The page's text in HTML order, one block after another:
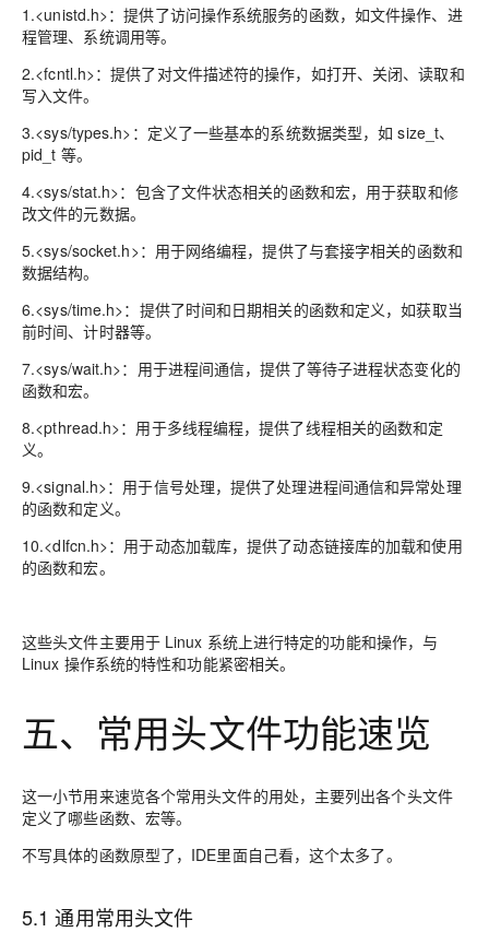
1.<unistd.h>：提供了访问操作系统服务的函数，如文件操作、进
程管理、系统调用等。
2.<fcntl.h>：提供了对文件描述符的操作，如打开、关闭、读取和
写入文件。
3.<sys/types.h>：定义了一些基本的系统数据类型，如 size_t、
pid_t 等。
4.<sys/stat.h>：包含了文件状态相关的函数和宏，用于获取和修
改文件的元数据。
5.<sys/socket.h>：用于网络编程，提供了与套接字相关的函数和
数据结构。
6.<sys/time.h>：提供了时间和日期相关的函数和定义，如获取当
前时间、计时器等。
7.<sys/wait.h>：用于进程间通信，提供了等待子进程状态变化的
函数和宏。
8.<pthread.h>：用于多线程编程，提供了线程相关的函数和定
义。
9.<signal.h>：用于信号处理，提供了处理进程间通信和异常处理
的函数和定义。
10.<dlfcn.h>：用于动态加载库，提供了动态链接库的加载和使用
的函数和宏。
这些头文件主要用于 Linux 系统上进行特定的功能和操作，与
Linux 操作系统的特性和功能紧密相关。
五、常用头文件功能速览
这一小节用来速览各个常用头文件的用处，主要列出各个头文件
定义了哪些函数、宏等。
不写具体的函数原型了，IDE里面自己看，这个太多了。
5.1 通用常用头文件